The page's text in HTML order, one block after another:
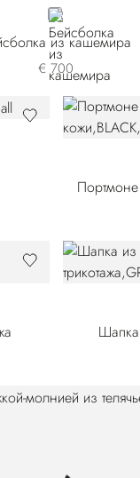
GREY
из кашемира
€ 700
Шапка